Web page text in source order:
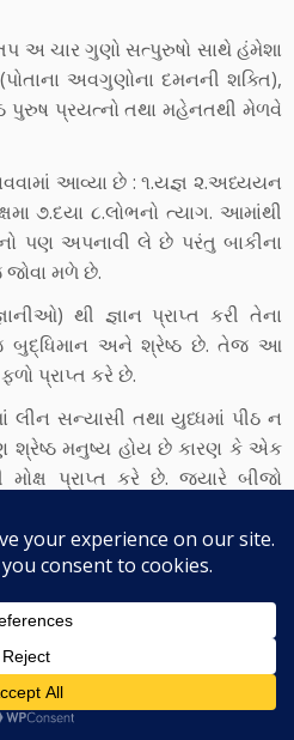
અ ચાર ગુણો સત્પુરુષો સાથે હંમેશા
અવગુણોના દમનની શક્તિ),
પુરુષ પ્રયત્નો તથા મહેનતથી મેળવે
આવ્યા છે : ૧.યજ્ઞ ૨.અધ્યયન
૭.દયા ૮.લોભનો ત્યાગ. આમાંથી
પણ અપનાવી લે છે પરંતુ બાકીના
મળે છે.
થી જ્ઞાન પ્રાપ્ત કરી તેના
અને શ્રેષ્ઠ છે. તેજ આ
પ્રાપ્ત કરે છે.
લીન સન્યાસી તથા યુધ્ધમાં પીઠ ન
શ્રેષ્ઠ મનુષ્ય હોય છે કારણ કે એક
મોક્ષ પ્રાપ્ત કરે છે. જયારે બીજો
તથા ઇન્દ્રિયો ઉપર નિયંત્રણની
મૃદુભાષિતા, દાનની પ્રવૃત્તિ તથા
આઠ ગુણો શ્રેષ્ઠજનોની કીર્તિ
ઉપર નિયંત્રણની ક્ષમતા,